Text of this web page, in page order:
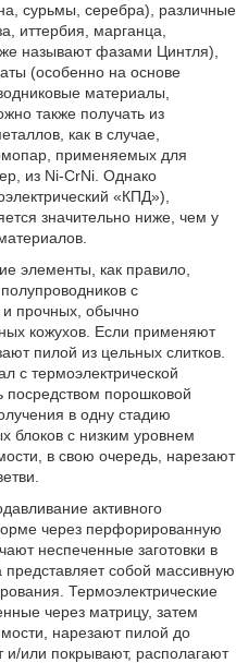
сурьмы, серебра), различные
иттербия, марганца,
называют фазами Цинтля),
(особенно на основе
материалы,
также получать из
как в случае,
применяемых для
из Ni-CrNi. Однако
«КПД»),
значительно ниже, чем у
элементы, как правило,
с
и прочных, обычно
кожухов. Если применяют
пилой из цельных слитков.
с термоэлектрической
посредством порошковой
в одну стадию
блоков с низким уровнем
в свою очередь, нарезают
активного
через перфорированную
неспеченные заготовки в
собой массивную
Термоэлектрические
через матрицу, затем
нарезают пилой до
или покрывают, располагают